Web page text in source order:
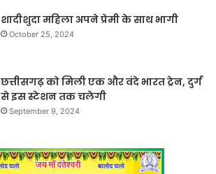
शादीशुदा महिला अपने प्रेमी के साथ भागी
October 25, 2024
छत्तीसगढ़ को मिली एक और वंदे भारत ट्रेन, दुर्ग
से इस स्टेशन तक चलेगी
September 9, 2024